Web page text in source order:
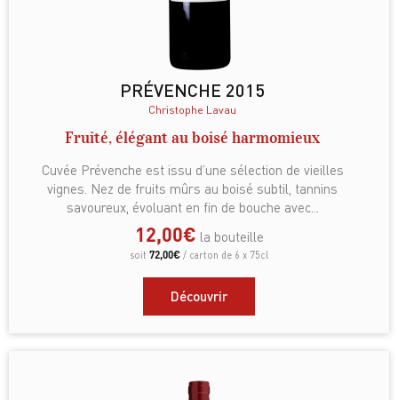
PRÉVENCHE 2015
Christophe Lavau
Fruité, élégant au boisé harmomieux
Cuvée Prévenche est issu d’une sélection de vieilles
vignes. Nez de fruits mûrs au boisé subtil, tannins
savoureux, évoluant en fin de bouche avec...
12,00€ la bouteille
soit 72,00€ / carton de 6 x 75cl
Découvrir